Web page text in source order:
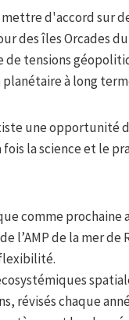
mettre d'accord sur
des îles Orcades
de tensions
à long
une opportunité
la science et le
comme prochaine
l’AMP de la mer de
révisés chaque